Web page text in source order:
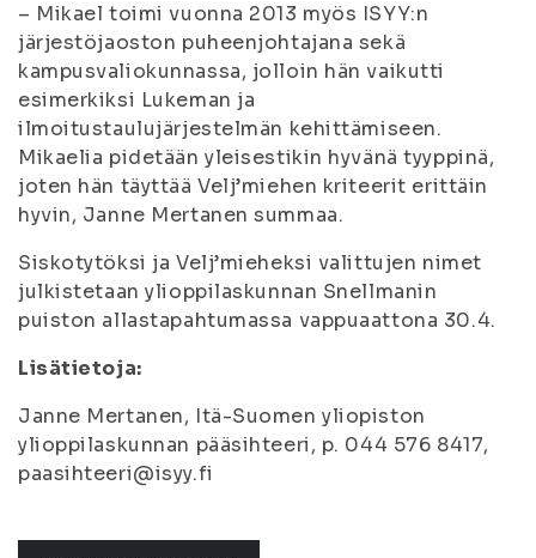
– Mikael toimi vuonna 2013 myös ISYY:n
järjestöjaoston puheenjohtajana sekä
kampusvaliokunnassa, jolloin hän vaikutti
esimerkiksi Lukeman ja
ilmoitustaulujärjestelmän kehittämiseen.
Mikaelia pidetään yleisestikin hyvänä tyyppinä,
joten hän täyttää Velj’miehen kriteerit erittäin
hyvin, Janne Mertanen summaa.
Siskotytöksi ja Velj’mieheksi valittujen nimet
julkistetaan ylioppilaskunnan Snellmanin
puiston allastapahtumassa vappuaattona 30.4.
Lisätietoja:
Janne Mertanen, Itä-Suomen yliopiston
ylioppilaskunnan pääsihteeri, p. 044 576 8417,
paasihteeri@isyy.fi